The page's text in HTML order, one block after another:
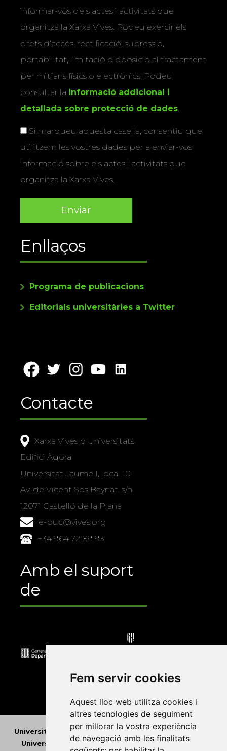
Fem servir cookies
Aquest lloc web utilitza cookies i
altres tecnologies de seguiment
per millorar la vostra experiència
de navegació amb les finalitats
informar-vos dels actes i activitats que
organitza la Xarxa Vives. Podeu exercir els
drets d’accés, rectificació, supressió,
portabilitat, limitació o oposició al tractament
per mitjans físics o electrònics. Podeu
consultar la informació addicional i
detallada sobre protecció de dades
Si marqueu aquesta casella, consentiu que
utilitzem les vostres dades per a enviar-vos
informació sobre els actes i activitats que
organitza la Xarxa Vives.
Enllaços
Programa de publicacions
Editorials universitàries a Twitter
Contacte
Xarxa Vives d'Universitats
Edifici Àgora
Universitat Jaume I, local 10
Av. de Vicent Sos Baynat, s/n
12071 Castelló de la Plana
e-buc@vives.org
+34 964 72 89 93
Amb el suport
de
Universitat Abat Oliba CEU • Universitat d'Alacant
Universitat d'Andorra•Universitat Autònoma de